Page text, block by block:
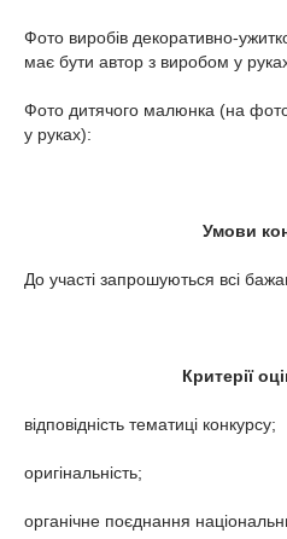
Фото виробів декоративно-
має бути автор з виробом у
Фото дитячого малюнка (на
у руках):
Умови
До участі запрошуються всі
Критерії
відповідність тематиці конкурсу;
оригінальність;
органічне поєднання